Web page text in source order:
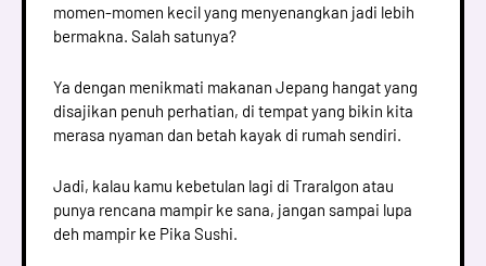
momen-momen kecil yang menyenangkan jadi lebih
bermakna. Salah satunya?
Ya dengan menikmati makanan Jepang hangat yang
disajikan penuh perhatian, di tempat yang bikin kita
merasa nyaman dan betah kayak di rumah sendiri.
Jadi, kalau kamu kebetulan lagi di Traralgon atau
punya rencana mampir ke sana, jangan sampai lupa
deh mampir ke Pika Sushi.